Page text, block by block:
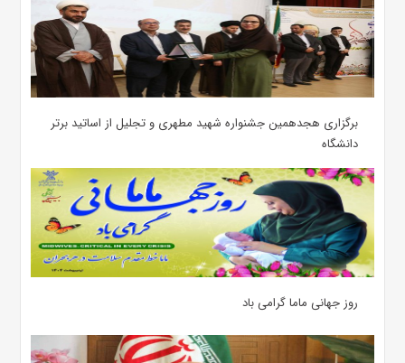
برگزاری هجدهمین جشنواره شهید مطهری و تجلیل از اساتید برتر
دانشگاه
روز جهانی ماما گرامی باد